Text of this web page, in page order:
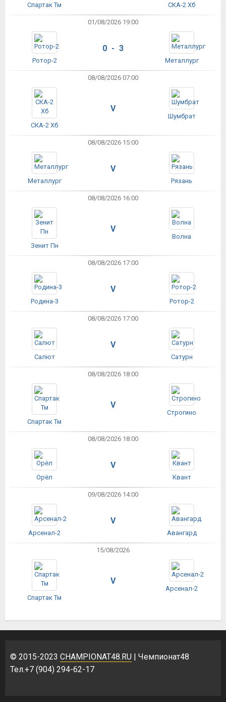
Спартак Тм СКА-2 Хб
01/08/2026 19:00
Ротор-2
0 - 3
Металлург
08/08/2026 07:00
СКА-2 Хб
V
Шумбрат
08/08/2026 15:00
Металлург
V
Рязань
08/08/2026 16:00
Зенит Пн
V
Волна
08/08/2026 17:00
Родина-3
V
Ротор-2
08/08/2026 17:00
Салют
V
Сатурн
08/08/2026 18:00
Спартак Тм
V
Строгино
08/08/2026 18:00
Орёл
V
Квант
09/08/2026 14:00
Арсенал-2
V
Авангард
15/08/2026
Спартак Тм
V
Арсенал-2
© 2015-2023 CHAMPIONAT48.RU | Чемпионат48
Тел.+7 (904) 294-62-17